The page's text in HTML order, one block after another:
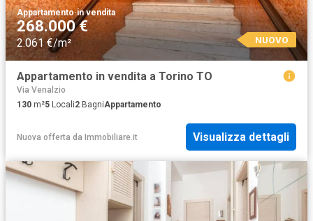
Appartamento·in vendita
268.000 €
2.061 €/m² NUOVO
Appartamento in vendita a Torino TO
Via Venalzio
130 m²5 Locali2 BagniAppartamento
Nuova offerta da Immobiliare.it Visualizza dettagli